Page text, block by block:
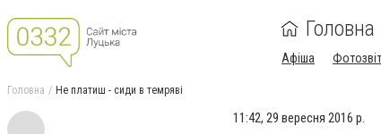
Головна
Афіша
Головна Не платиш - сиди в темряві
11:42, 29 вересня 2016 р.